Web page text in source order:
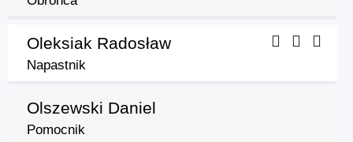
Oleksiak Radosław
Napastnik
Olszewski Daniel
Pomocnik